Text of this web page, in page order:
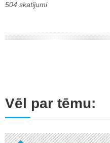
504 skatījumi
Vēl par tēmu: